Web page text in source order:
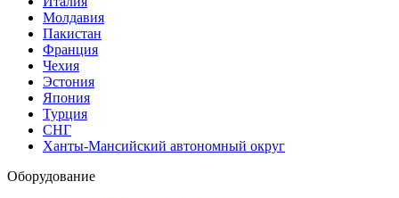
Молдавия
Пакистан
Франция
Чехия
Эстония
Япония
Турция
СНГ
Ханты-Мансийский автономный округ
Оборудование